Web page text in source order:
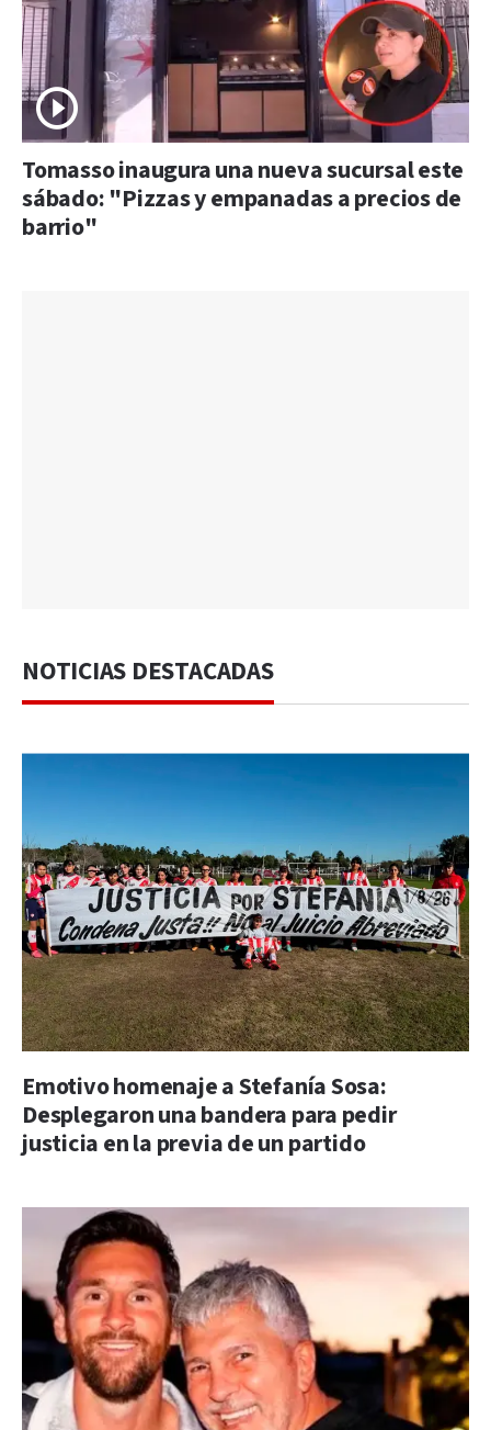
Tomasso inaugura una nueva sucursal este
sábado: "Pizzas y empanadas a precios de
barrio"
NOTICIAS DESTACADAS
Emotivo homenaje a Stefanía Sosa:
Desplegaron una bandera para pedir
justicia en la previa de un partido